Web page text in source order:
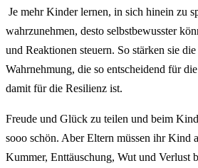
Je mehr Kinder lernen, in sich hinein zu
wahrzunehmen, desto selbstbewusster
und Reaktionen steuern. So stärken sie
Wahrnehmung, die so entscheidend für
damit für die Resilienz ist.
Freude und Glück zu teilen und beim
sooo schön. Aber Eltern müssen ihr Kind
Kummer, Enttäuschung, Wut und Verlust